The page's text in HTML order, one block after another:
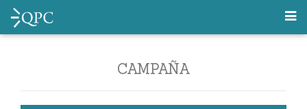
CAMPAÑA